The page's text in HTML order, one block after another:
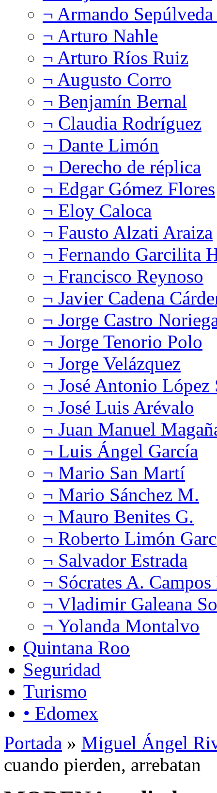
¬ Armando
¬ Arturo Nahle
¬ Arturo Ríos Ruiz
¬ Augusto Corro
¬ Benjamín Bernal
¬ Claudia Rodríguez
¬ Dante Limón
¬ Derecho de réplica
¬ Edgar Gómez Flores
¬ Eloy Caloca
¬ Fausto Alzati Araiza
¬ Fernando Garcilita
¬ Francisco Reynoso
¬ Javier Cadena
¬ Jorge Castro
¬ Jorge Tenorio Polo
¬ Jorge Velázquez
¬ José Antonio López
¬ José Luis Arévalo
¬ Juan Manuel
¬ Luis Ángel García
¬ Mario San Martí
¬ Mario Sánchez M.
¬ Mauro Benites G.
¬ Roberto Limón
¬ Salvador Estrada
¬ Sócrates A.
¬ Vladimir Galeana
¬ Yolanda Montalvo
Quintana Roo
Seguridad
Turismo
• Edomex
Portada » Miguel Ángel
cuando pierden, arrebatan